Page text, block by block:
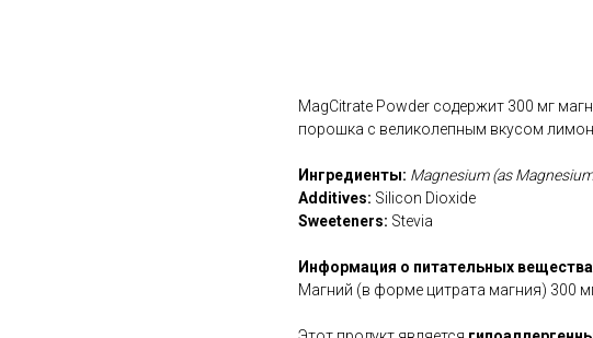
MagCitrate Powder содержит 300 мг
порошка с великолепным вкусом
Ингредиенты: Magnesium (as
Additives: Silicon Dioxide
Sweeteners: Stevia
Информация о питательных
Магний (в форме цитрата магния) 300